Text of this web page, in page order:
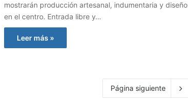
mostrarán producción artesanal, indumentaria y diseño
en el centro. Entrada libre y…
Leer más »
Página siguiente